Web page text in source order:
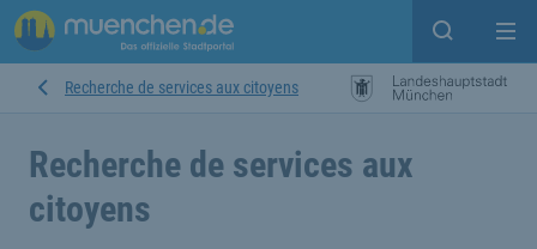
Open
Recherche de services aux citoyens
Recherche de services aux
citoyens